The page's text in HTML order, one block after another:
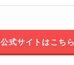
公式サイトはこちら